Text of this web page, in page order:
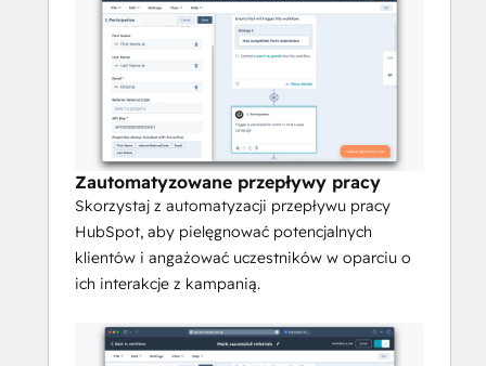
narzędziach analitycznych HubSpot.
Ta integracja usprawnia działania
marketingowe, łącząc możliwości
marketingu polecającego Viral Loops z
potężnymi narzędziami CRM i
automatyzacji marketingu HubSpot.
Zautomatyzowane przepływy pracy
Skorzystaj z automatyzacji przepływu pracy
HubSpot, aby pielęgnować potencjalnych
klientów i angażować uczestników w oparciu o
ich interakcje z kampanią.